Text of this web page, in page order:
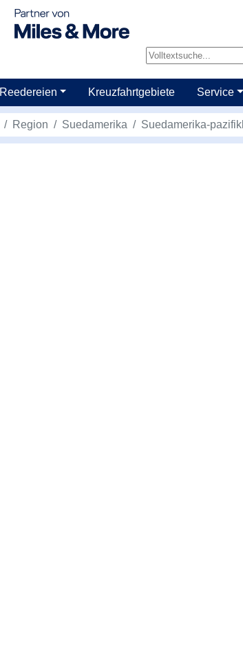
Reedereien Kreuzfahrtgebiete Service
Region Suedamerika Suedamerika-